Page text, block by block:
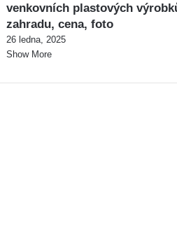
venkovních plastových
zahradu, cena, foto
26 ledna, 2025
Show More